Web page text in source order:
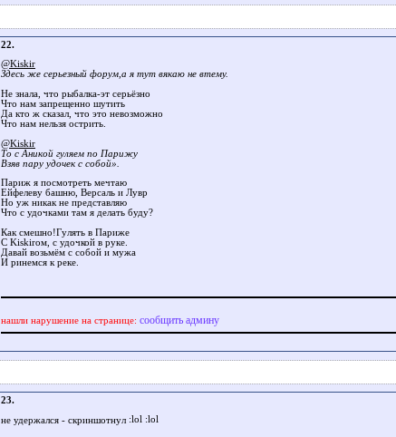
22.
@Kiskir
Здесь же серьезный форум,а я тут вякаю не втему.
Не знала, что рыбалка-эт серьёзно
Что нам запрещенно шутить
Да кто ж сказал, что это невозможно
Что нам нельзя острить.
@Kiskir
То с Аникой гуляем по Парижу
Взяв пару удочек с собой».
Париж я посмотреть мечтаю
Ейфелеву башню, Версаль и Лувр
Но уж никак не представляю
Что с удочками там я делать буду?
Как смешно!Гулять в Париже
С Kiskirом, с удочкой в руке.
Давай возьмём с собой и мужа
И ринемся к реке.
нашли нарушение на странице: сообщить админу
23.
не удержался - скриншотнул